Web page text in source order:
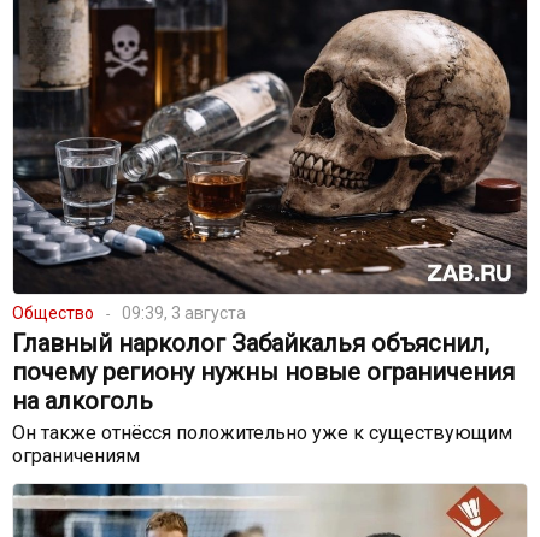
Общество 09:39, 3 августа
Главный нарколог Забайкалья объяснил,
почему региону нужны новые ограничения
на алкоголь
Он также отнёсся положительно уже к существующим
ограничениям